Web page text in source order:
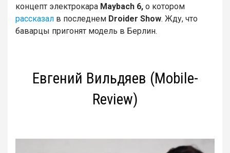
концепт электрокара Maybach 6, о котором
рассказал в последнем Droider Show. Жду, что
баварцы пригонят модель в Берлин.
Евгений Вильдяев (Mobile-
Review)